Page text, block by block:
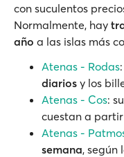
con suculentos
Normalmente, hay
año a las islas más
Atenas - Rodas
diarios y los
Atenas - Cos:
cuestan a
Atenas -
semana, según